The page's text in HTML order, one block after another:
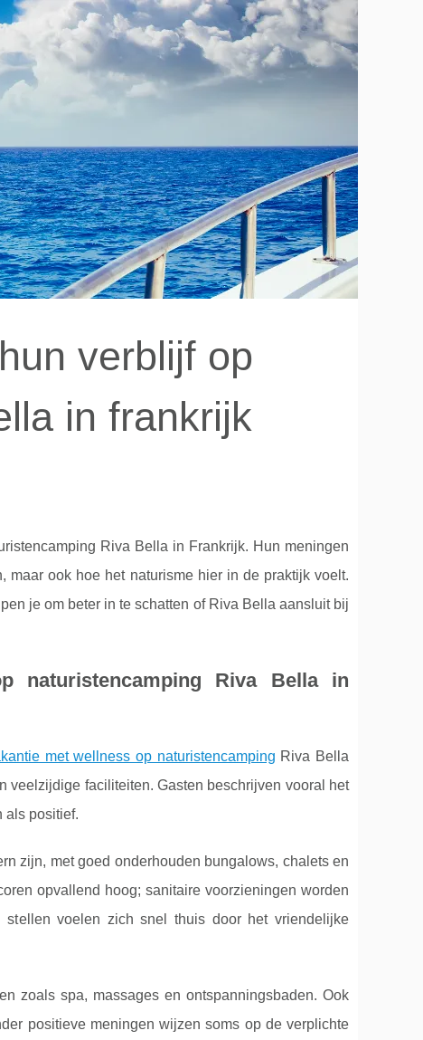
verblijf op
in frankrijk
Riva Bella in Frankrijk. Hun meningen
ook hoe het naturisme hier in de praktijk voelt.
je om beter in te schatten of Riva Bella aansluit bij
naturistencamping Riva Bella in
met wellness op naturistencamping Riva Bella
veelzijdige faciliteiten. Gasten beschrijven vooral het
als positief.
zijn, met goed onderhouden bungalows, chalets en
opvallend hoog; sanitaire voorzieningen worden
stellen voelen zich snel thuis door het vriendelijke
zoals spa, massages en ontspanningsbaden. Ook
positieve meningen wijzen soms op de verplichte